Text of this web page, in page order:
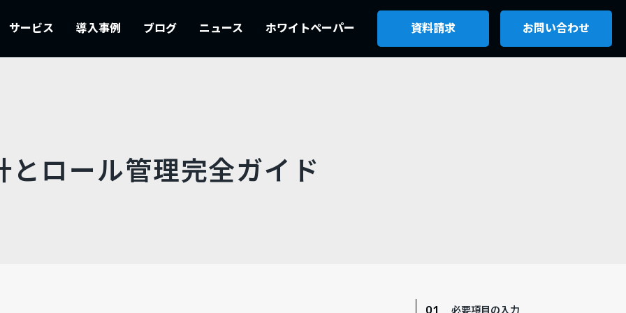
サービス 導入事例 ブログ ニュース ホワイトペーパー 資料請求 お問い合わせ
ロール管理完全ガイド
必要項目の入力